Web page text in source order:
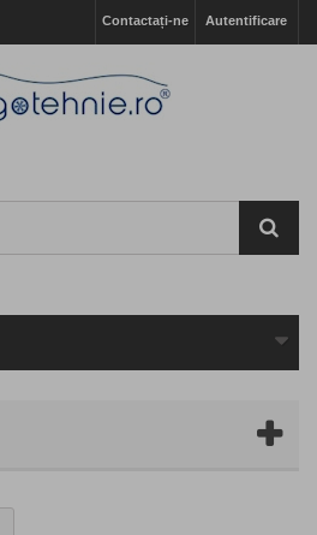
Autentificare
Contactați-ne